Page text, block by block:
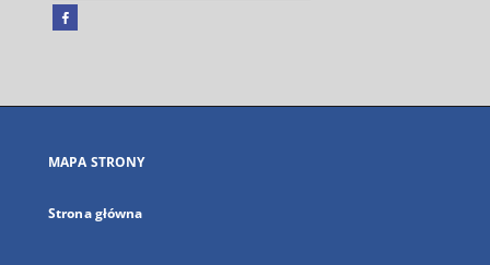
Facebook
się
karcie
MAPA STRONY
Strona główna